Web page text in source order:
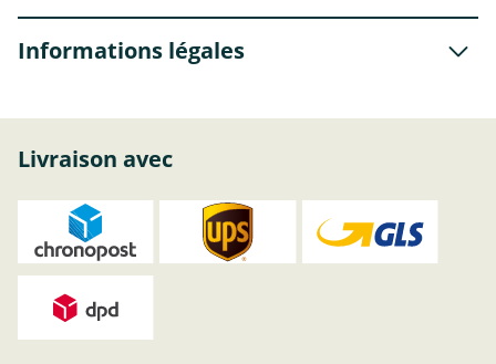
Informations légales
Livraison avec